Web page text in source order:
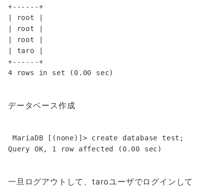
+------+
| root |
| root |
| root |
| taro |
+------+
データベース作成
MariaDB [(none)]> create database test;
一旦ログアウトして、taroユーザでログインして